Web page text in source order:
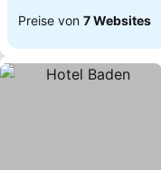
Preise von 7 Websites